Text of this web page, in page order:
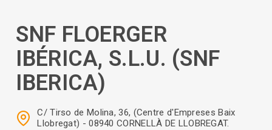
SNF FLOERGER
IBÉRICA, S.L.U. (SNF
IBERICA)
C/ Tirso de Molina, 36, (Centre d'Empreses Baix
Llobregat) - 08940 CORNELLÀ DE LLOBREGAT.